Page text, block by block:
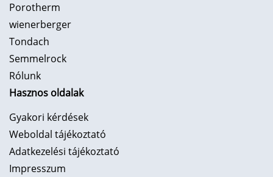
Porotherm
wienerberger
Tondach
Semmelrock
Rólunk
Hasznos oldalak
Gyakori kérdések
Weboldal tájékoztató
Adatkezelési tájékoztató
Impresszum